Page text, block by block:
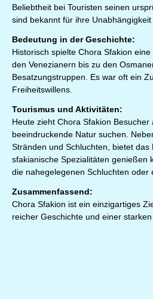
Beliebtheit bei Touristen seinen
sind bekannt für ihre
Bedeutung in der Geschichte:
Historisch spielte Chora Sfakion
den Venezianern bis zu den
Besatzungstruppen. Es war oft ein
Freiheitswillens.
Tourismus und Aktivitäten:
Heute zieht Chora Sfakion
beeindruckende Natur suchen.
Stränden und Schluchten, bietet
sfakianische Spezialitäten genießen
die nahegelegenen Schluchten oder
Zusammenfassend:
Chora Sfakion ist ein einzigartiges
reicher Geschichte und einer